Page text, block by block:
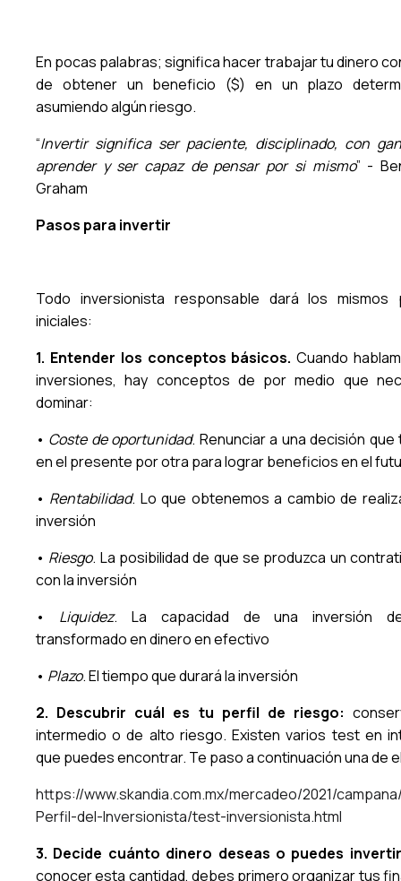
En pocas palabras; significa hacer trabajar tu dinero
de obtener un beneficio ($) en un plazo
asumiendo algún riesgo.
“Invertir significa ser paciente, disciplinado, con
aprender y ser capaz de pensar por si mismo” -
Graham
Pasos para invertir
Todo inversionista responsable dará los mismos
iniciales:
1. Entender los conceptos básicos. Cuando
inversiones, hay conceptos de por medio que
dominar:
• Coste de oportunidad. Renunciar a una decisión que
en el presente por otra para lograr beneficios en el
• Rentabilidad. Lo que obtenemos a cambio de
inversión
• Riesgo. La posibilidad de que se produzca un
con la inversión
• Liquidez. La capacidad de una inversión
transformado en dinero en efectivo
• Plazo. El tiempo que durará la inversión
2. Descubrir cuál es tu perfil de riesgo:
intermedio o de alto riesgo. Existen varios test en
que puedes encontrar. Te paso a continuación una de
https://www.skandia.com.mx/mercadeo/2021/
Perfil-del-Inversionista/test-inversionista.html
3. Decide cuánto dinero deseas o puedes
conocer esta cantidad, debes primero organizar tus